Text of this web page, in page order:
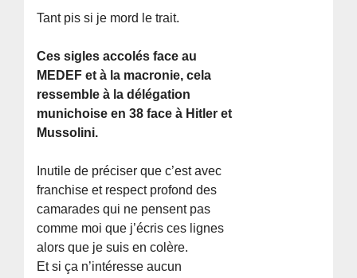
Tant pis si je mord le trait.
Ces sigles accolés face au
MEDEF et à la macronie, cela
ressemble à la délégation
munichoise en 38 face à Hitler et
Mussolini.
Inutile de préciser que c’est avec
franchise et respect profond des
camarades qui ne pensent pas
comme moi que j’écris ces lignes
alors que je suis en colère.
Et si ça n’intéresse aucun